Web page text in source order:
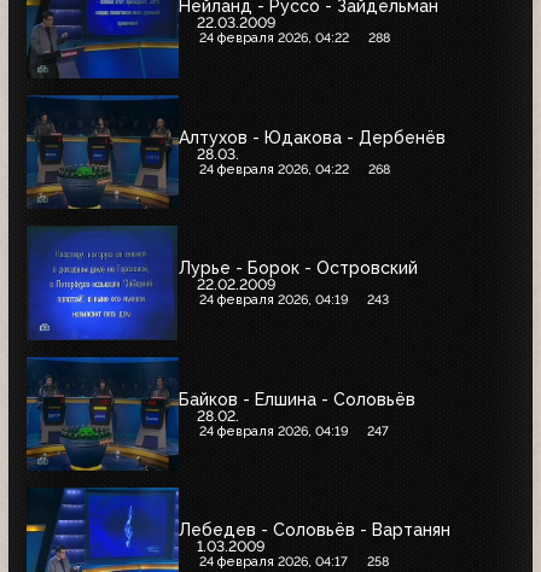
Нейланд - Руссо - Зайдельман
22.03.2009
24 февраля 2026, 04:22 288
Алтухов - Юдакова - Дербенёв
28.03.
24 февраля 2026, 04:22 268
Лурье - Борок - Островский
22.02.2009
24 февраля 2026, 04:19 243
Байков - Ёлшина - Соловьёв
28.02.
24 февраля 2026, 04:19 247
Лебедев - Соловьёв - Вартанян
1.03.2009
24 февраля 2026, 04:17 258